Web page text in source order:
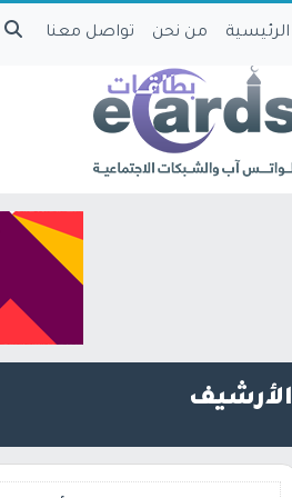
الرئيسية من نحن تواصل معنا
الأرشيف